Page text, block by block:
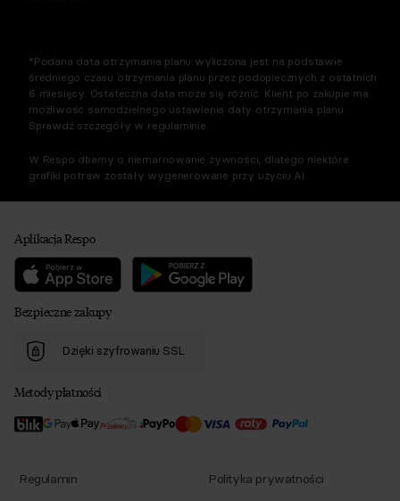
*Podana data otrzymania planu wyliczona jest na podstawie
średniego czasu otrzymania planu przez podopiecznych z ostatnich
6 miesięcy. Ostateczna data może się różnić. Klient po zakupie ma
możliwość samodzielnego ustawienia daty otrzymania planu.
Sprawdź szczegóły w regulaminie.
W Respo dbamy o niemarnowanie żywności, dlatego niektóre
grafiki potraw zostały wygenerowane przy użyciu AI.
Aplikacja Respo
Bezpieczne zakupy
Dzięki szyfrowaniu SSL
Metody płatności
Regulamin Polityka prywatności